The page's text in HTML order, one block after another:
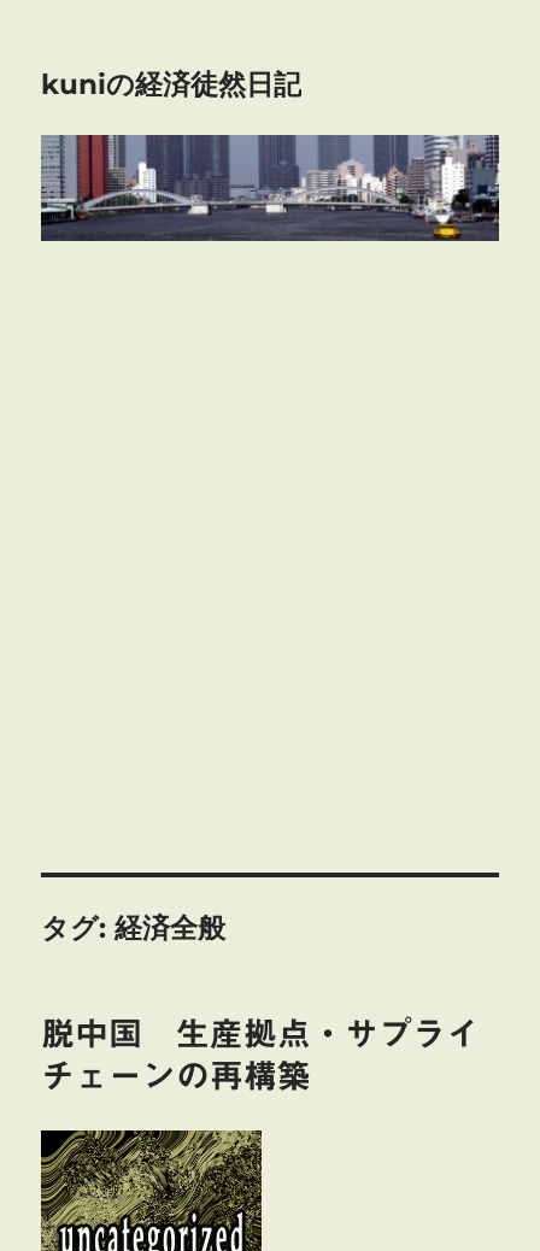
kuniの経済徒然日記
タグ:経済全般
脱中国 生産拠点・サプライ
チェーンの再構築